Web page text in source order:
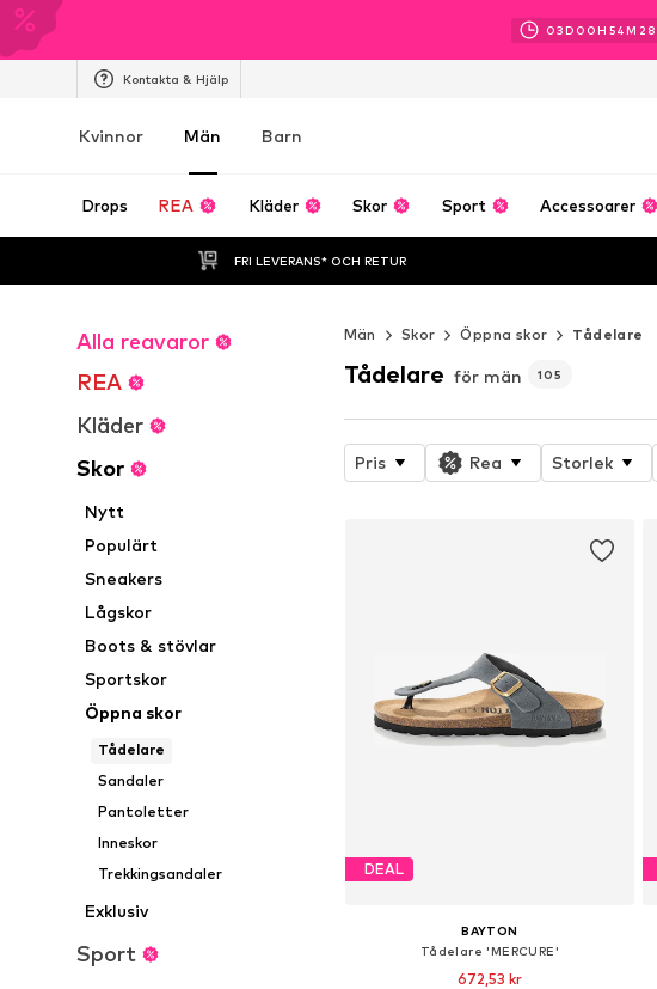
03D 00H 54M 26
Kontakta & Hjälp
Kvinnor Män Barn
Drops REA Kläder Skor Sport Accessoarer
FRI LEVERANS* OCH RETUR
Alla reavaror
REA
Kläder
Skor
Nytt
Populärt
Sneakers
Lågskor
Boots & stövlar
Sportskor
Öppna skor
Tådelare
Sandaler
Pantoletter
Inneskor
Trekkingsandaler
Exklusiv
Sport
Män Skor Öppna skor Tådelare
Tådelare för män 105
Pris Rea Storlek
DEAL
BAYTON
Tådelare 'MERCURE'
672,53 kr